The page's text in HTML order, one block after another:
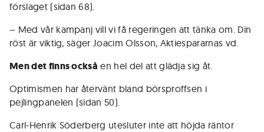
förslaget (sidan 68).
– Med vår kampanj vill vi få regeringen att tänka om. Din
röst är viktig, säger Joacim Olsson, Aktiespararnas vd.
Men det finns också en hel del att glädja sig åt.
Optimismen har återvänt bland börsproffsen i
pejlingpanelen (sidan 50).
Carl-Henrik Söderberg utesluter inte att höjda räntor